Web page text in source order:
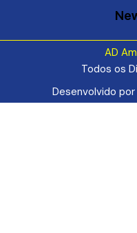
AD
Todos os
Desenvolvido por